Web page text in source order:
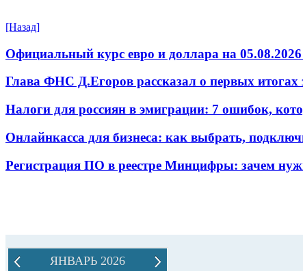
[Назад]
Официальный курс евро и доллара на 05.08.2026
Глава ФНС Д.Егоров рассказал о первых
Налоги для россиян в эмиграции: 7 ошибок,
Онлайнкасса для бизнеса: как выбрать,
Регистрация ПО в реестре Минцифры: зачем
ЯНВАРЬ 2026